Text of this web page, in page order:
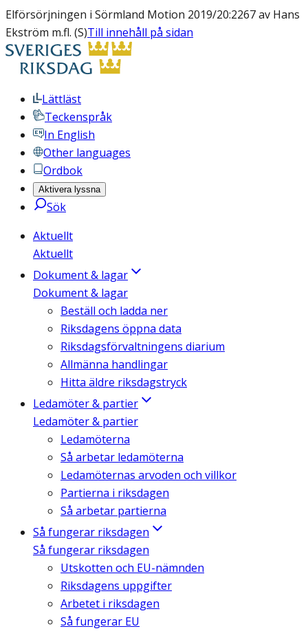
Elförsörjningen i Sörmland Motion 2019/20:2267 av Hans
Ekström m.fl. (S)Till innehåll på sidan
Lättläst
Teckenspråk
In English
Other languages
Ordbok
Aktivera lyssna
Sök
Aktuellt
Aktuellt
Dokument & lagar
Dokument & lagar
Beställ och ladda ner
Riksdagens öppna data
Riksdagsförvaltningens diarium
Allmänna handlingar
Hitta äldre riksdagstryck
Ledamöter & partier
Ledamöter & partier
Ledamöterna
Så arbetar ledamöterna
Ledamöternas arvoden och villkor
Partierna i riksdagen
Så arbetar partierna
Så fungerar riksdagen
Så fungerar riksdagen
Utskotten och EU-nämnden
Riksdagens uppgifter
Arbetet i riksdagen
Så fungerar EU